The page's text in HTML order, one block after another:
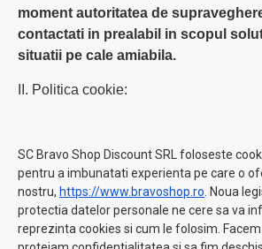
moment autoritatea de
contactati in prealabil in scopul
situatii pe cale amiabila.
II. Politica cookie:
SC Bravo Shop Discount SRL foloseste
pentru a imbunatati experienta pe care o
nostru, https://www.bravoshop.ro . Noua
protectia datelor personale ne cere sa va
reprezinta cookies si cum le folosim.